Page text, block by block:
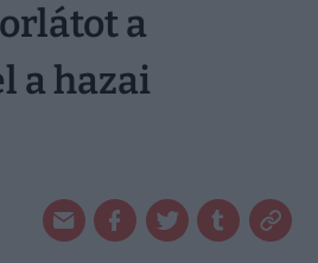
a
a hazai